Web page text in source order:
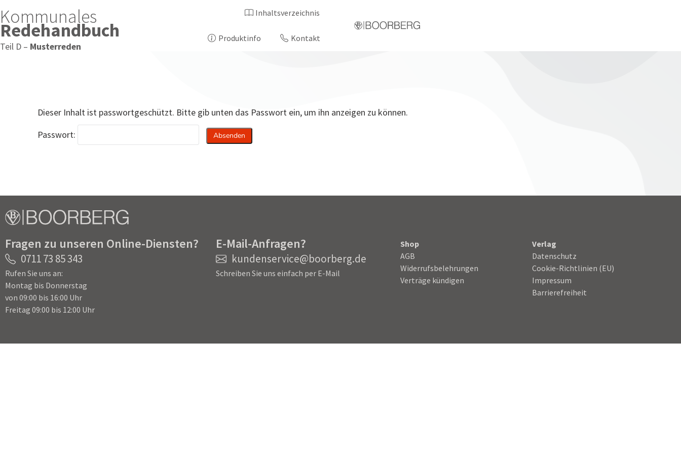
Kommunales
Redehandbuch
Teil D – Musterreden
Inhaltsverzeichnis
Produktinfo Kontakt
Dieser Inhalt ist passwortgeschützt. Bitte gib unten das Passwort ein, um ihn anzeigen zu können.
Passwort:
Fragen zu unseren Online-Diensten?
0711 73 85 343
Rufen Sie uns an:
Montag bis Donnerstag
von 09:00 bis 16:00 Uhr
Freitag 09:00 bis 12:00 Uhr
E-Mail-Anfragen?
kundenservice@boorberg.de
Schreiben Sie uns einfach per E-Mail
Shop
AGB
Widerrufsbelehrungen
Verträge kündigen
Verlag
Datenschutz
Cookie-Richtlinien (EU)
Impressum
Barrierefreiheit